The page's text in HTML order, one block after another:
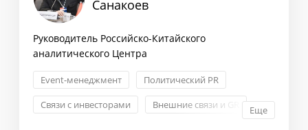
Санакоев
Руководитель Российско-Китайского
аналитического Центра
Event-менеджмент
Политический PR
Связи с инвесторами
Внешние связи и GR Еще